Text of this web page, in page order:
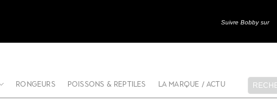
Suivre Bobby sur
RONGEURS POISSONS & REPTILES LA MARQUE / ACTU